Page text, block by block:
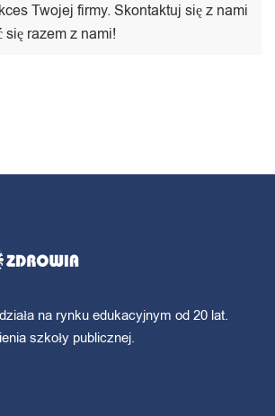
Twojej firmy. Skontaktuj się z nami
razem z nami!
na rynku edukacyjnym od 20 lat.
szkoły publicznej.